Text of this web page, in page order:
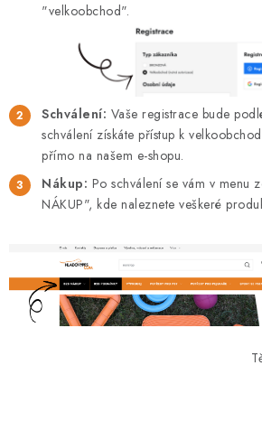
"velkoobchod".
Schválení: Vaše registrace bude
schválení získáte přístup k
přímo na našem e-shopu.
Nákup: Po schválení se vám v menu
NÁKUP", kde naleznete veškeré